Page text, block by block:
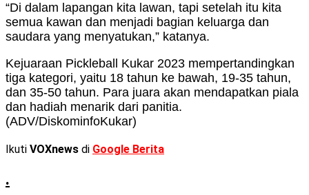
“Di dalam lapangan kita lawan, tapi setelah itu kita
semua kawan dan menjadi bagian keluarga dan
saudara yang menyatukan,” katanya.
Kejuaraan Pickleball Kukar 2023 mempertandingkan
tiga kategori, yaitu 18 tahun ke bawah, 19-35 tahun,
dan 35-50 tahun. Para juara akan mendapatkan piala
dan hadiah menarik dari panitia.
(ADV/DiskominfoKukar)
Ikuti VOXnews di Google Berita
.